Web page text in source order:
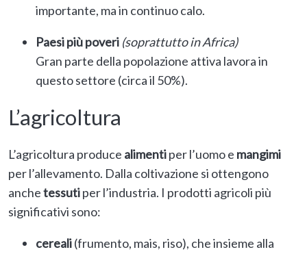
importante, ma in continuo calo.
Paesi più poveri (soprattutto in Africa)
Gran parte della popolazione attiva lavora in
questo settore (circa il 50%).
L’agricoltura
L’agricoltura produce alimentiper l’uomo e mangimi
per l’allevamento. Dalla coltivazione si ottengono
anchetessutiper l’industria. I prodotti agricoli più
significativi sono:
cereali(frumento, mais, riso), che insieme alla